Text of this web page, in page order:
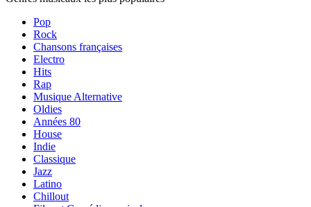
Pop
Rock
Chansons françaises
Electro
Hits
Rap
Musique Alternative
Oldies
Années 80
House
Indie
Classique
Jazz
Latino
Chillout